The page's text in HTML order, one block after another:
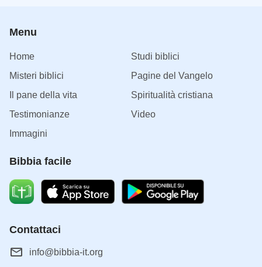
Menu
Home
Studi biblici
Misteri biblici
Pagine del Vangelo
Il pane della vita
Spiritualità cristiana
Testimonianze
Video
Immagini
Bibbia facile
Contattaci
info@bibbia-it.org